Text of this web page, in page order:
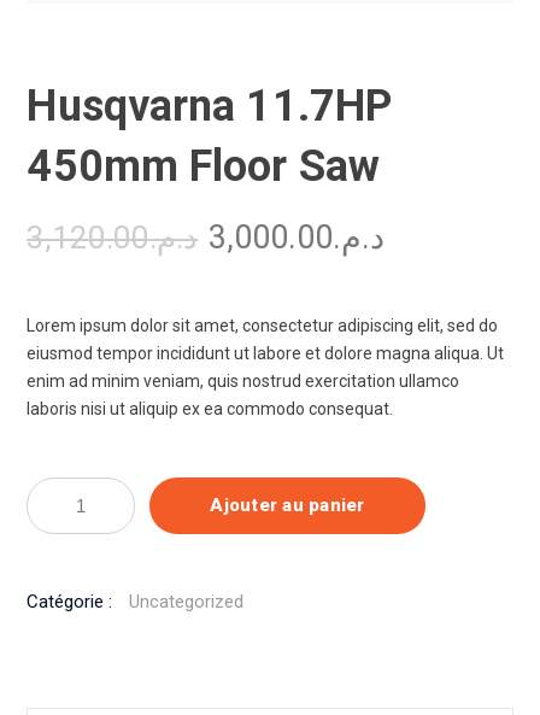
Husqvarna 11.7HP
450mm Floor Saw
د.م.3,120.00 د.م.3,000.00
Lorem ipsum dolor sit amet, consectetur adipiscing elit, sed do
eiusmod tempor incididunt ut labore et dolore magna aliqua. Ut
enim ad minim veniam, quis nostrud exercitation ullamco
laboris nisi ut aliquip ex ea commodo consequat.
quantité
de
450mm
Ajouter au panier
Catégorie : Uncategorized